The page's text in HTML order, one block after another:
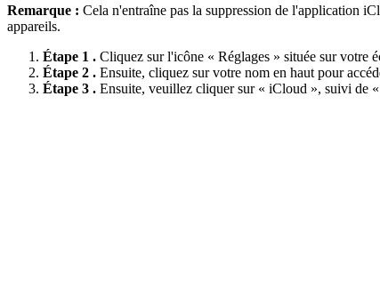
Remarque : Cela n'entraîne pas la suppression de l'application
appareils.
Étape 1 . Cliquez sur l'icône « Réglages » située sur votre
Étape 2 . Ensuite, cliquez sur votre nom en haut pour
Étape 3 . Ensuite, veuillez cliquer sur « iCloud », suivi de